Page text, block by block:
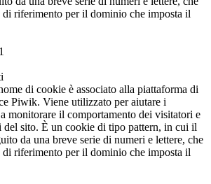
di riferimento per il dominio che imposta il
di cookie è associato alla piattaforma di
Piwik. Viene utilizzato per aiutare i
monitorare il comportamento dei visitatori e
del sito. È un cookie di tipo pattern, in cui il
da una breve serie di numeri e lettere, che
di riferimento per il dominio che imposta il